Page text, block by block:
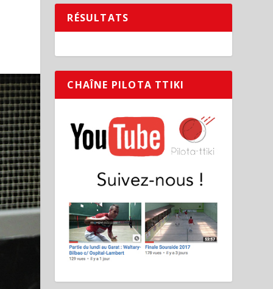
RÉSULTATS
CHAÎNE PILOTA TTIKI